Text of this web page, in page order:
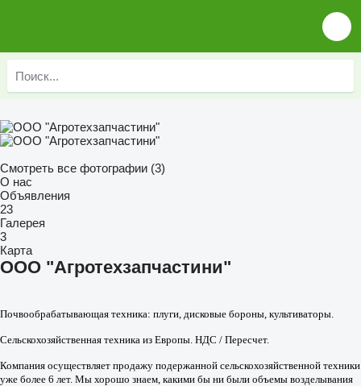
Смотреть все фотографии (3)
О нас
Объявления
23
Галерея
3
Карта
ООО "Агротехзапчастини"
Почвообрабатывающая техника: плуги, дисковые бороны, культиваторы.
Сельскохозяйственная техника из Европы. НДС / Пересчет.
Компания осуществляет продажу подержанной сельскохозяйственной техники
уже более 6 лет. Мы хорошо знаем, какими бы ни были объемы возделывания